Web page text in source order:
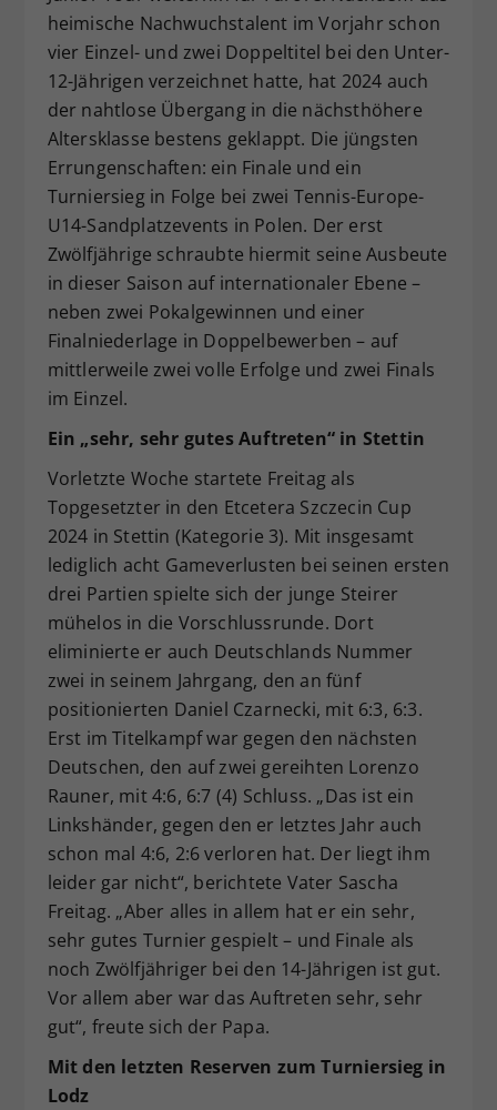
heimische Nachwuchstalent im Vorjahr schon
vier Einzel- und zwei Doppeltitel bei den Unter-
12-Jährigen verzeichnet hatte, hat 2024 auch
der nahtlose Übergang in die nächsthöhere
Altersklasse bestens geklappt. Die jüngsten
Errungenschaften: ein Finale und ein
Turniersieg in Folge bei zwei Tennis-Europe-
U14-Sandplatzevents in Polen. Der erst
Zwölfjährige schraubte hiermit seine Ausbeute
in dieser Saison auf internationaler Ebene –
neben zwei Pokalgewinnen und einer
Finalniederlage in Doppelbewerben – auf
mittlerweile zwei volle Erfolge und zwei Finals
im Einzel.
Ein „sehr, sehr gutes Auftreten“ in Stettin
Vorletzte Woche startete Freitag als
Topgesetzter in den Etcetera Szczecin Cup
2024 in Stettin (Kategorie 3). Mit insgesamt
lediglich acht Gameverlusten bei seinen ersten
drei Partien spielte sich der junge Steirer
mühelos in die Vorschlussrunde. Dort
eliminierte er auch Deutschlands Nummer
zwei in seinem Jahrgang, den an fünf
positionierten Daniel Czarnecki, mit 6:3, 6:3.
Erst im Titelkampf war gegen den nächsten
Deutschen, den auf zwei gereihten Lorenzo
Rauner, mit 4:6, 6:7 (4) Schluss. „Das ist ein
Linkshänder, gegen den er letztes Jahr auch
schon mal 4:6, 2:6 verloren hat. Der liegt ihm
leider gar nicht“, berichtete Vater Sascha
Freitag. „Aber alles in allem hat er ein sehr,
sehr gutes Turnier gespielt – und Finale als
noch Zwölfjähriger bei den 14-Jährigen ist gut.
Vor allem aber war das Auftreten sehr, sehr
gut“, freute sich der Papa.
Mit den letzten Reserven zum Turniersieg in
Lodz
Zweck
Dieser Wert speichert Ihre Consent-
Einstellungen. Unter anderem eine
zufällig generierte ID, für die
historische Speicherung Ihrer
vorgenommen Einstellungen, falls der
Webseiten-Betreiber dies eingestellt
hat.